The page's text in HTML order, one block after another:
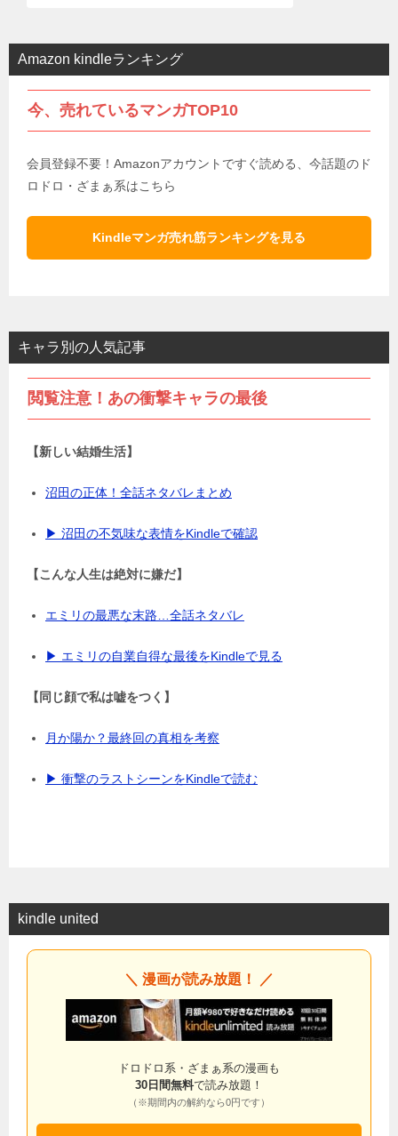
Amazon kindleランキング
今、売れているマンガTOP10
会員登録不要！Amazonアカウントですぐ読める、今話題のド
ロドロ・ざまぁ系はこちら
Kindleマンガ売れ筋ランキングを見る
キャラ別の人気記事
閲覧注意！あの衝撃キャラの最後
【新しい結婚生活】
沼田の正体！全話ネタバレまとめ
▶ 沼田の不気味な表情をKindleで確認
【こんな人生は絶対に嫌だ】
エミリの最悪な末路…全話ネタバレ
▶ エミリの自業自得な最後をKindleで見る
【同じ顔で私は嘘をつく】
月か陽か？最終回の真相を考察
▶ 衝撃のラストシーンをKindleで読む
kindle united
＼ 漫画が読み放題！ ／
ドロドロ系・ざまぁ系の漫画も
30日間無料で読み放題！
（※期間内の解約なら0円です）